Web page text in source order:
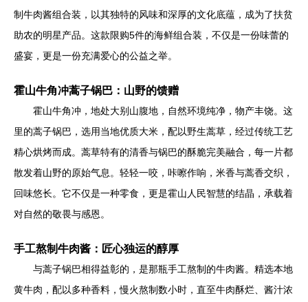
制牛肉酱组合装，以其独特的风味和深厚的文化底蕴，成为了扶贫
助农的明星产品。这款限购5件的海鲜组合装，不仅是一份味蕾的
盛宴，更是一份充满爱心的公益之举。
霍山牛角冲蒿子锅巴：山野的馈赠
霍山牛角冲，地处大别山腹地，自然环境纯净，物产丰饶。这
里的蒿子锅巴，选用当地优质大米，配以野生蒿草，经过传统工艺
精心烘烤而成。蒿草特有的清香与锅巴的酥脆完美融合，每一片都
散发着山野的原始气息。轻轻一咬，咔嚓作响，米香与蒿香交织，
回味悠长。它不仅是一种零食，更是霍山人民智慧的结晶，承载着
对自然的敬畏与感恩。
手工熬制牛肉酱：匠心独运的醇厚
与蒿子锅巴相得益彰的，是那瓶手工熬制的牛肉酱。精选本地
黄牛肉，配以多种香料，慢火熬制数小时，直至牛肉酥烂、酱汁浓